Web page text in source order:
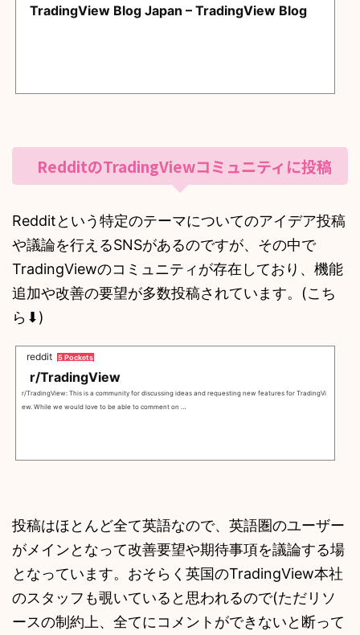
TradingView Blog Japan – TradingView Blog
RedditのTradingViewコミュニティに投稿
Redditという特定のテーマについてのアイデア投稿
や議論を行えるSNSがあるのですが、その中で
TradingViewのコミュニティが存在しており、機能
追加や改善の要望が多数投稿されています。(こち
ら⬇︎)
reddit 5 Pockets
r/TradingView
r/TradingView: This is a community for discussing ideas and requesting new features for TradingVi
ew. While we would love to be able to comment on …
投稿はほとんど全て英語なので、英語圏のユーザー
がメインとなって改善要望や期待事項を議論する場
となっています。おそらく英国のTradingView本社
のスタッフも覗いていると思われるので(ただリソ
ースの制約上、全てにコメントができないと断って